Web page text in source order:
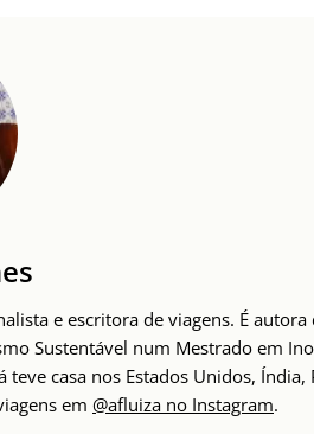
e escritora de viagens. É
Sustentável num Mestrado em
teve casa nos Estados Unidos,
em @afluiza no Instagram.